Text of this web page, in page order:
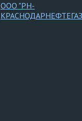
ООО "РН-